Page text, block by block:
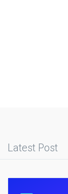
Latest Post